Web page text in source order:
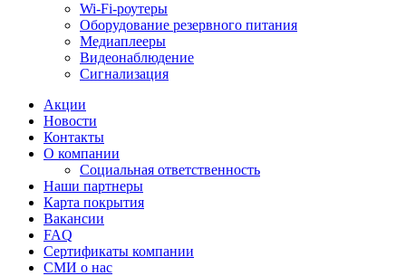
Wi-Fi-роутеры
Оборудование резервного питания
Медиаплееры
Видеонаблюдение
Сигнализация
Акции
Новости
Контакты
О компании
Социальная ответственность
Наши партнеры
Карта покрытия
Вакансии
FAQ
Сертификаты компании
СМИ о нас